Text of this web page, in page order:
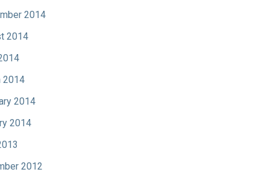
2014
2014
2014
2014
2014
2012